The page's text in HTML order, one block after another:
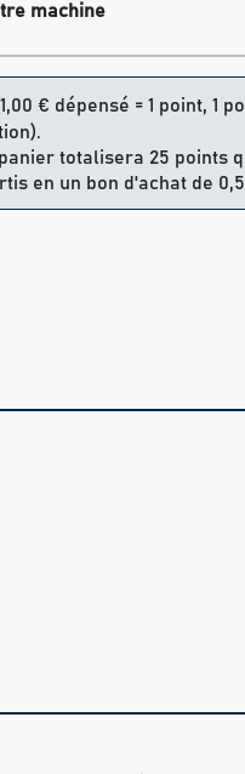
machine
€ dépensé = 1 point, 1
totalisera 25 points
en un bon d'achat de